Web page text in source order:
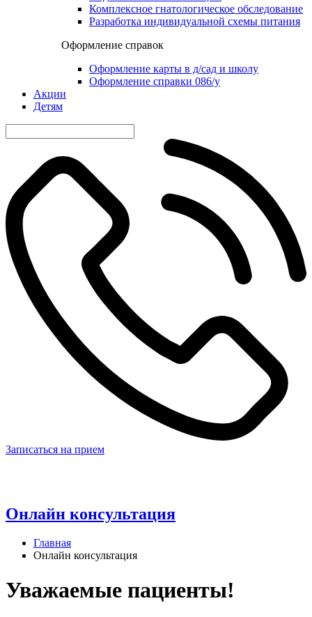
Комплексное гнатологическое обследование
Разработка индивидуальной схемы питания
Оформление справок
Оформление карты в д/сад и школу
Оформление справки 086/у
Акции
Детям
Записаться на прием
Онлайн консультация
Главная
Онлайн консультация
Уважаемые пациенты!